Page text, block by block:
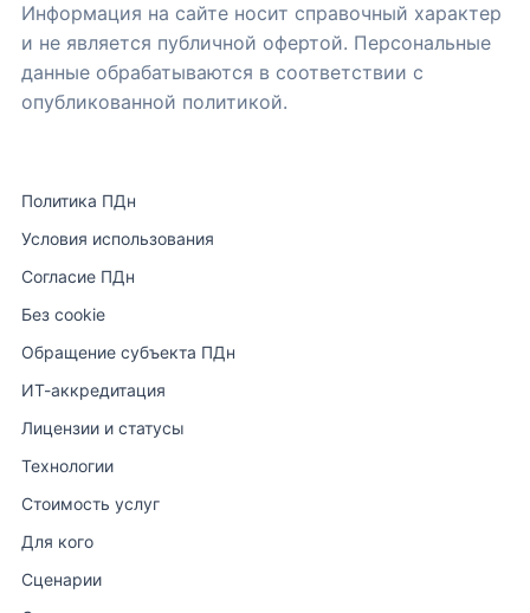
Информация на сайте носит справочный характер
и не является публичной офертой. Персональные
данные обрабатываются в соответствии с
опубликованной политикой.
Политика ПДн
Условия использования
Согласие ПДн
Без cookie
Обращение субъекта ПДн
ИТ-аккредитация
Лицензии и статусы
Технологии
Стоимость услуг
Для кого
Сценарии